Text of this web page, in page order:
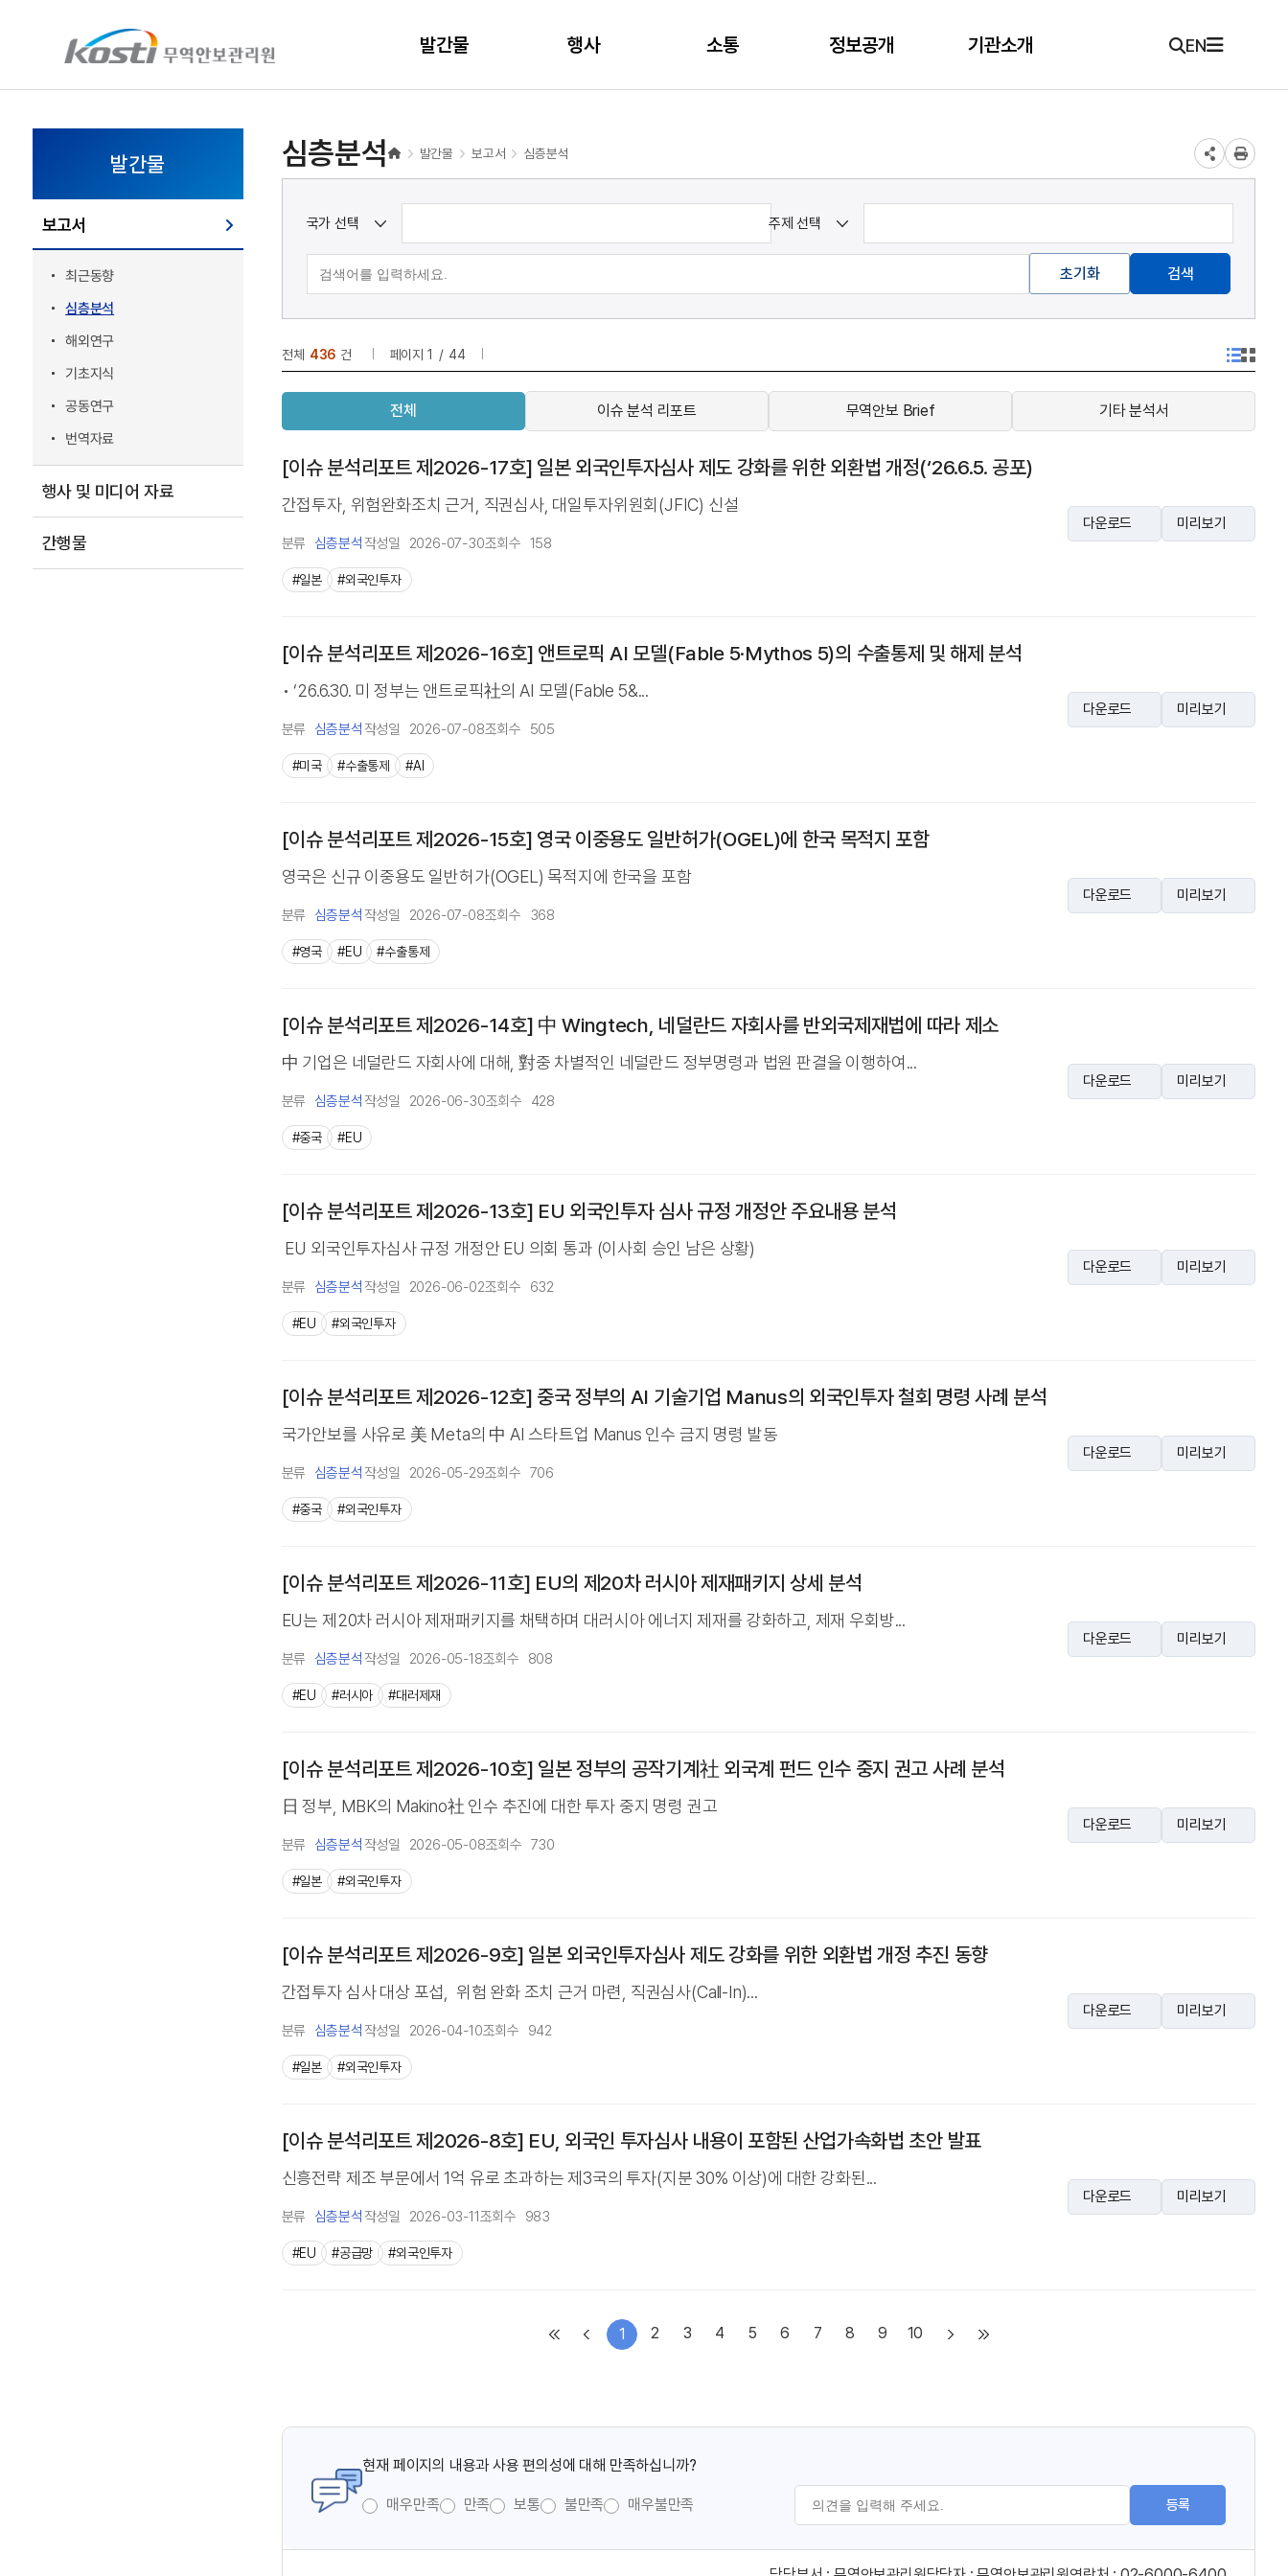
KOSTI 메인 페이지로 이동 발간물 행사 소통 정보공개 기관소개 EN
심층분석 발간물 보고서 심층분석
국가 선택 주제 선택
초기화 검색
전체 436 건 페이지 1 44
전체 이슈 분석 리포트 무역안보 Brief 기타 분석서
[이슈 분석리포트 제2026-17호] 일본 외국인투자심사 제도 강화를 위한 외환법 개정(‘26.6.5. 공포)
간접투자, 위험완화조치 근거, 직권심사, 대일투자위원회(JFIC) 신설
분류 심층분석 작성일 2026-07-30조회수 158
#일본 #외국인투자
다운로드 미리보기
[이슈 분석리포트 제2026-16호] 앤트로픽 AI 모델(Fable 5·Mythos 5)의 수출통제 및 해제 분석
• ‘26.6.30. 미 정부는 앤트로픽社의 AI 모델(Fable 5&...
분류 심층분석 작성일 2026-07-08조회수 505
#미국 #수출통제 #AI
다운로드 미리보기
[이슈 분석리포트 제2026-15호] 영국 이중용도 일반허가(OGEL)에 한국 목적지 포함
영국은 신규 이중용도 일반허가(OGEL) 목적지에 한국을 포함
분류 심층분석 작성일 2026-07-08조회수 368
#영국 #EU #수출통제
다운로드 미리보기
[이슈 분석리포트 제2026-14호] 中 Wingtech, 네덜란드 자회사를 반외국제재법에 따라 제소
中 기업은 네덜란드 자회사에 대해, 對중 차별적인 네덜란드 정부명령과 법원 판결을 이행하여...
분류 심층분석 작성일 2026-06-30조회수 428
#중국 #EU
다운로드 미리보기
[이슈 분석리포트 제2026-13호] EU 외국인투자 심사 규정 개정안 주요내용 분석
EU 외국인투자심사 규정 개정안 EU 의회 통과 (이사회 승인 남은 상황)
분류 심층분석 작성일 2026-06-02조회수 632
#EU #외국인투자
다운로드 미리보기
[이슈 분석리포트 제2026-12호] 중국 정부의 AI 기술기업 Manus의 외국인투자 철회 명령 사례 분석
국가안보를 사유로 美 Meta의 中 AI 스타트업 Manus 인수 금지 명령 발동
분류 심층분석 작성일 2026-05-29조회수 706
#중국 #외국인투자
다운로드 미리보기
[이슈 분석리포트 제2026-11호] EU의 제20차 러시아 제재패키지 상세 분석
EU는 제20차 러시아 제재패키지를 채택하며 대러시아 에너지 제재를 강화하고, 제재 우회방...
분류 심층분석 작성일 2026-05-18조회수 808
#EU #러시아 #대러제재
다운로드 미리보기
[이슈 분석리포트 제2026-10호] 일본 정부의 공작기계社 외국계 펀드 인수 중지 권고 사례 분석
日 정부, MBK의 Makino社 인수 추진에 대한 투자 중지 명령 권고
분류 심층분석 작성일 2026-05-08조회수 730
#일본 #외국인투자
다운로드 미리보기
[이슈 분석리포트 제2026-9호] 일본 외국인투자심사 제도 강화를 위한 외환법 개정 추진 동향
간접투자 심사 대상 포섭, 위험 완화 조치 근거 마련, 직권심사(Call-In)...
분류 심층분석 작성일 2026-04-10조회수 942
#일본 #외국인투자
다운로드 미리보기
[이슈 분석리포트 제2026-8호] EU, 외국인 투자심사 내용이 포함된 산업가속화법 초안 발표
신흥전략 제조 부문에서 1억 유로 초과하는 제3국의 투자(지분 30% 이상)에 대한 강화된...
분류 심층분석 작성일 2026-03-11조회수 983
#EU #공급망 #외국인투자
다운로드 미리보기
1 2 3 4 5 6 7 8 9 10
발간물
보고서
최근동향
심층분석
해외연구
기초지식
공동연구
번역자료
행사 및 미디어 자료
간행물
현재 페이지의 내용과 사용 편의성에 대해 만족하십니까?
매우만족 만족 보통 불만족 매우불만족 등록